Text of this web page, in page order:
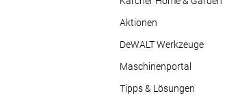
Aktionen
DeWALT Werkzeuge
Maschinenportal
Tipps & Lösungen